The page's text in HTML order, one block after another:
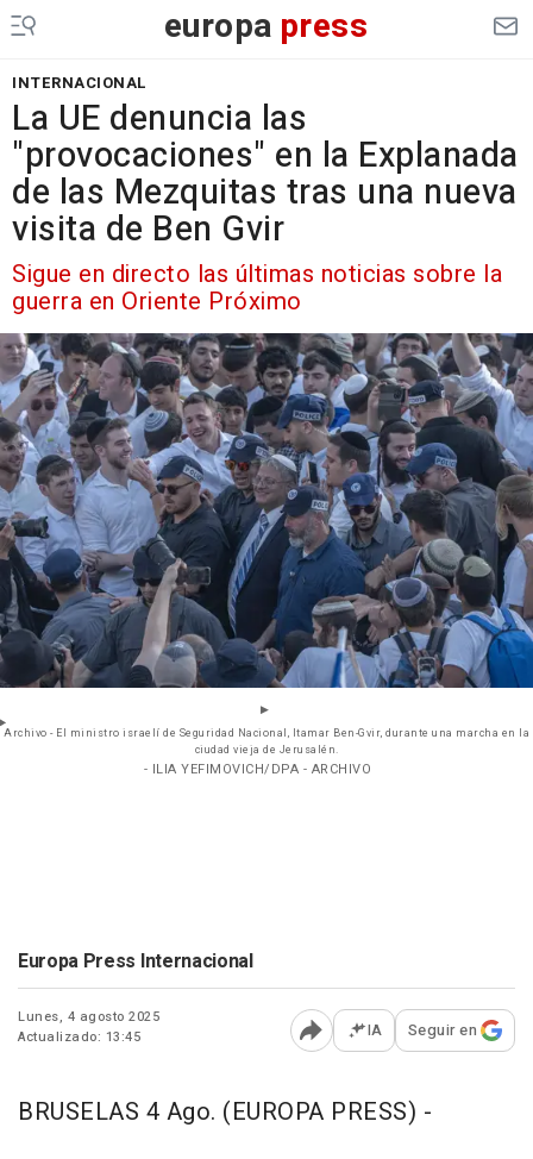
europa press
INTERNACIONAL
La UE denuncia las
"provocaciones" en la Explanada
de las Mezquitas tras una nueva
visita de Ben Gvir
Sigue en directo las últimas noticias sobre la
guerra en Oriente Próximo
Archivo - EI ministro israelí de Seguridad Nacional, Itamar Ben-Gvir, durante una marcha en la
ciudad vieja de Jerusalén.
- ILIA YEFIMOVICH/DPA - ARCHIVO
Europa Press Internacional
Lunes, 4 agosto 2025
Actualizado: 13:45
Abrir opciones para
IA Seguir en
BRUSELAS 4 Ago. (EUROPA PRESS) -